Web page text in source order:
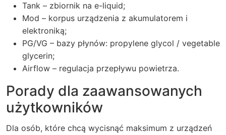
Tank – zbiornik na e-liquid;
Mod – korpus urządzenia z akumulatorem i
elektroniką;
PG/VG – bazy płynów: propylene glycol / vegetable
glycerin;
Airflow – regulacja przepływu powietrza.
Porady dla zaawansowanych
użytkowników
Dla osób, które chcą wycisnąć maksimum z urządzeń